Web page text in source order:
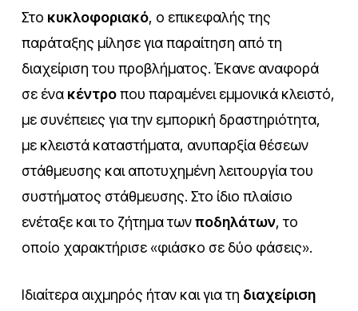
Στο κυκλοφοριακό, ο επικεφαλής της
παράταξης μίλησε για παραίτηση από τη
διαχείριση του προβλήματος. Έκανε αναφορά
σε ένα κέντροπου παραμένει εμμονικά κλειστό,
με συνέπειες για την εμπορική δραστηριότητα,
με κλειστά καταστήματα, ανυπαρξία θέσεων
στάθμευσης και αποτυχημένη λειτουργία του
συστήματος στάθμευσης. Στο ίδιο πλαίσιο
ενέταξε και το ζήτημα τωνποδηλάτων, το
οποίο χαρακτήρισε «φιάσκο σε δύο φάσεις».
Ιδιαίτερα αιχμηρός ήταν και για τη διαχείριση